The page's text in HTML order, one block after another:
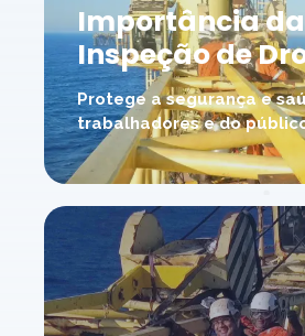
Importância da
Inspeção de
Protege a segurança e
trabalhadores e do